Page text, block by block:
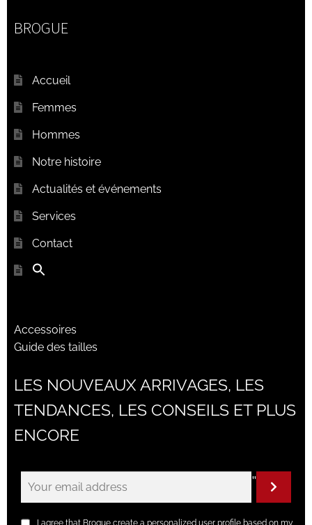
BROGUE
Accueil
Femmes
Hommes
Notre histoire
Actualités et événements
Services
Contact
Accessoires
Guide des tailles
LES NOUVEAUX ARRIVAGES, LES
TENDANCES, LES CONSEILS ET PLUS
ENCORE
"
I agree that Brogue create a personalized user profile based on my